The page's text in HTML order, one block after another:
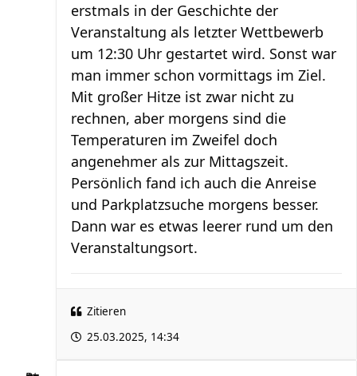
erstmals in der Geschichte der
Veranstaltung als letzter Wettbewerb
um 12:30 Uhr gestartet wird. Sonst war
man immer schon vormittags im Ziel.
Mit großer Hitze ist zwar nicht zu
rechnen, aber morgens sind die
Temperaturen im Zweifel doch
angenehmer als zur Mittagszeit.
Persönlich fand ich auch die Anreise
und Parkplatzsuche morgens besser.
Dann war es etwas leerer rund um den
Veranstaltungsort.
Zitieren
25.03.2025, 14:34